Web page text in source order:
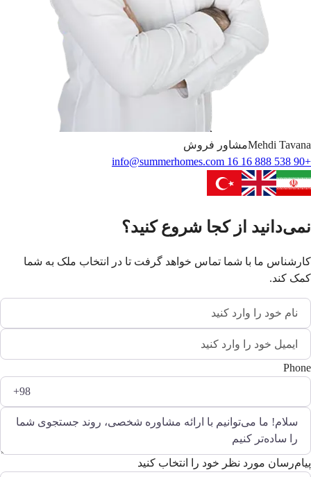
Mehdi Tavana
مشاور فروش
+90 538 888 16 16
info@summerhomes.com
نمی‌دانید از کجا شروع کنید؟
کارشناس ما با شما تماس خواهد گرفت تا در انتخاب ملک به شما
کمک کند.
Phone
پیام‌رسان مورد نظر خود را انتخاب کنید